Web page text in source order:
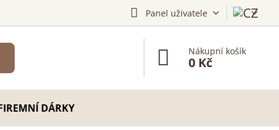
Panel uživatele
Nákupní košík
0 Kč
DÁRKY